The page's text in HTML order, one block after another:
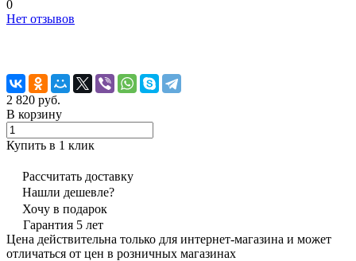
0
Нет отзывов
2 820 руб.
В корзину
Купить в 1 клик
Рассчитать доставку
Нашли дешевле?
Хочу в подарок
Гарантия 5 лет
Цена действительна только для интернет-магазина и может
отличаться от цен в розничных магазинах